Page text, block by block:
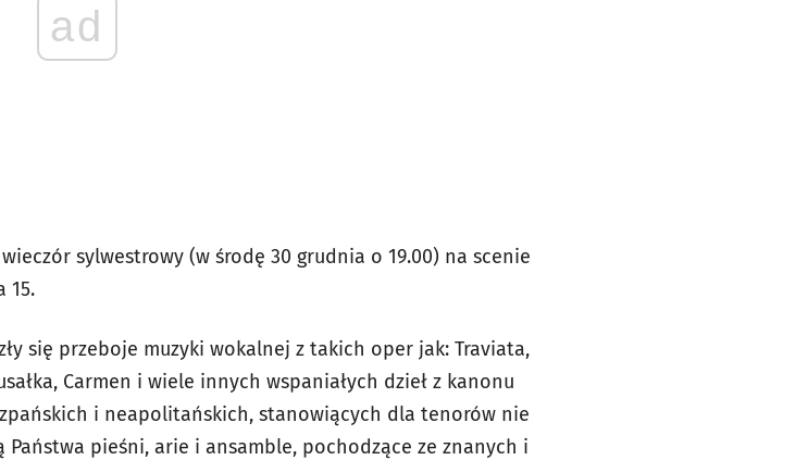
ad
sylwestrowy (w środę 30 grudnia o 19.00) na scenie
15.
się przeboje muzyki wokalnej z takich oper jak: Traviata,
Carmen i wiele innych wspaniałych dzieł z kanonu
i neapolitańskich, stanowiących dla tenorów nie
pieśni, arie i ansamble, pochodzące ze znanych i